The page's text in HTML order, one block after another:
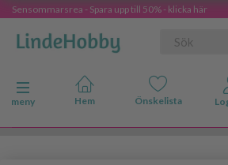
Sensommarsrea - Spara upp till 50% - klicka här
Ändra navigering
meny